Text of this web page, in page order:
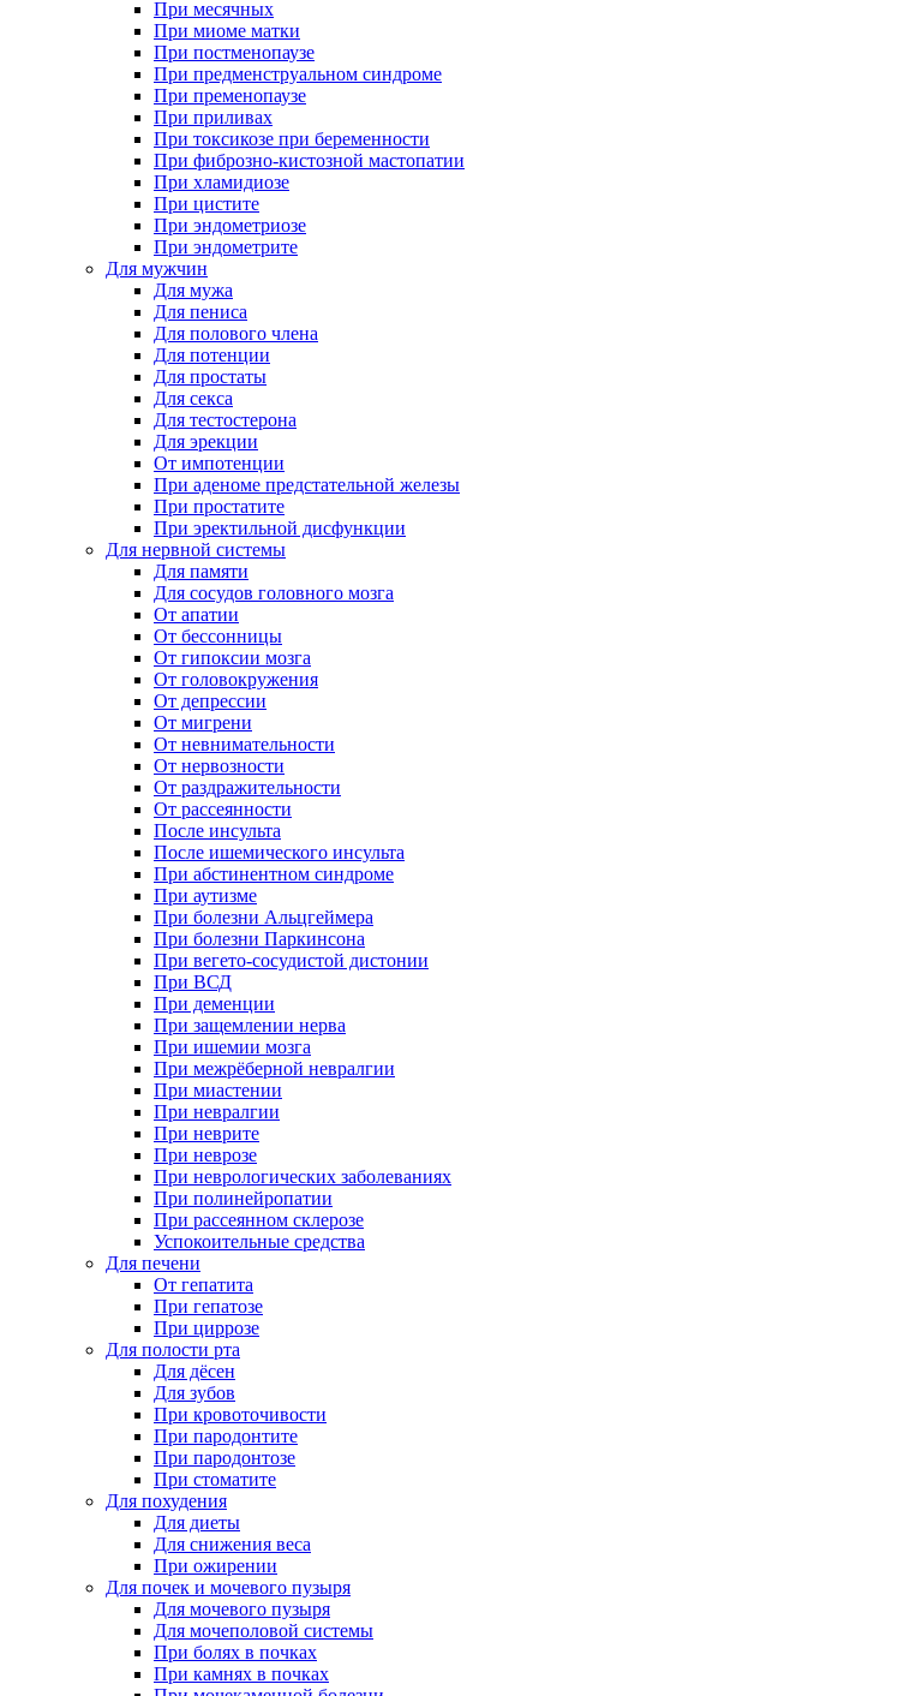
При месячных
При миоме матки
При постменопаузе
При предменструальном синдроме
При пременопаузе
При приливах
При токсикозе при беременности
При фиброзно-кистозной мастопатии
При хламидиозе
При цистите
При эндометриозе
При эндометрите
Для мужчин
Для мужа
Для пениса
Для полового члена
Для потенции
Для простаты
Для секса
Для тестостерона
Для эрекции
От импотенции
При аденоме предстательной железы
При простатите
При эректильной дисфункции
Для нервной системы
Для памяти
Для сосудов головного мозга
От апатии
От бессонницы
От гипоксии мозга
От головокружения
От депрессии
От мигрени
От невнимательности
От нервозности
От раздражительности
От рассеянности
После инсульта
После ишемического инсульта
При абстинентном синдроме
При аутизме
При болезни Альцгеймера
При болезни Паркинсона
При вегето-сосудистой дистонии
При ВСД
При деменции
При защемлении нерва
При ишемии мозга
При межрёберной невралгии
При миастении
При невралгии
При неврите
При неврозе
При неврологических заболеваниях
При полинейропатии
При рассеянном склерозе
Успокоительные средства
Для печени
От гепатита
При гепатозе
При циррозе
Для полости рта
Для дёсен
Для зубов
При кровоточивости
При пародонтите
При пародонтозе
При стоматите
Для похудения
Для диеты
Для снижения веса
При ожирении
Для почек и мочевого пузыря
Для мочевого пузыря
Для мочеполовой системы
При болях в почках
При камнях в почках